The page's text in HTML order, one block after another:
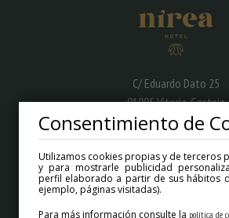
C/ Eduardo Dato 25
01005 Vitoria-Gasteiz
info@nireahotel.com
+34 945 67 10 67
Consentimiento de
Utilizamos cookies propias y de terceros
y para mostrarle publicidad
perfil elaborado a partir de sus hábitos
ejemplo, páginas visitadas).
Para más información consulte la política de